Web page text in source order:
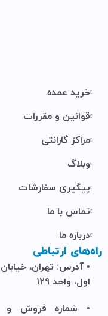
خرید عمده
قوانین و مقررات
مراکز گارانتی
وبلاگ
پیگیری سفارشات
تماس با ما
درباره ما
راه‌های ارتباطی
• آدرس: تهران،
اول، واحد 129